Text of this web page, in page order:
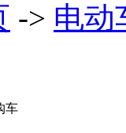
-> 电动
车